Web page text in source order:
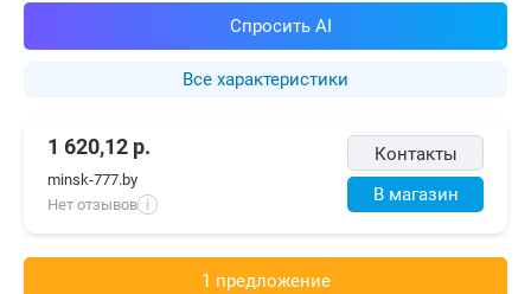
Все характеристики
Спросить AI
Контакты
В магазин
1 620,12 р.
minsk-777.by
Нет отзывов i
1 предложениe